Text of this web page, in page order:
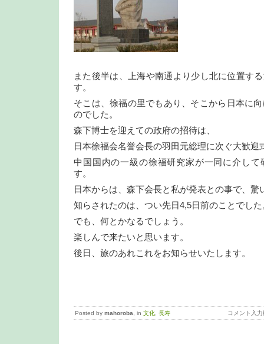
また後半は、上海や南通より少し北に位置す
す。
そこは、徐福の里でもあり、そこから日本に
のでした。
森下博士を迎えての政府の招待は、
日本徐福会名誉会長の羽田元総理に次ぐ大歓迎
中国国内の一級の徐福研究家が一同に介して
す。
日本からは、森下会長と私が発表との事で、驚
知らされたのは、つい先日4,5日前のことでした
でも、何とかなるでしょう。
楽しんで来たいと思います。
後日、旅のあれこれをお知らせいたします。
Posted by mahoroba, in 文化, 長寿 コメント入力